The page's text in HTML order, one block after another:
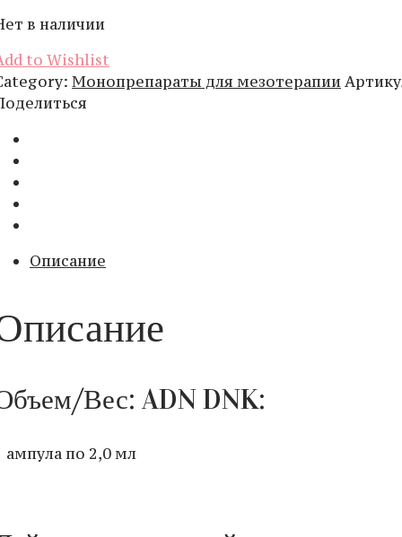
в наличии
to Wishlist
Монопрепараты для мезотерапии
Описание
Вес: ADN DNK:
ампула по 2,0 мл